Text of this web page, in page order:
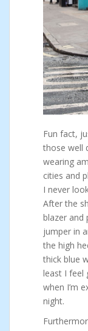
Fun fact,
those well
wearing
cities and
I never
After the
blazer and
jumper in
the high
thick blue
least I feel
when I’m
night.